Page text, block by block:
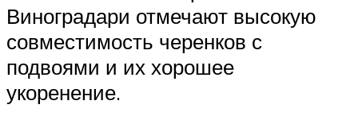
Виноградари отмечают высокую
совместимость черенков с
подвоями и их хорошее
укоренение.